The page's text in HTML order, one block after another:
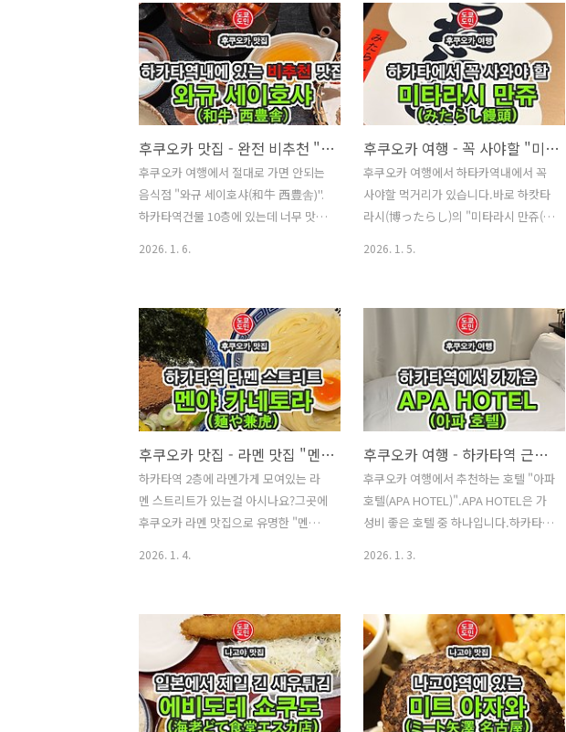
Nakamura Ward, Meieki, 4
Chome−8−18 名古屋三井ビルディン
グ北館 B1F영업시간 : 11:00 ~ 21:00
(연중무휴) 나고야는 음식점들이 대부분
조금 일찍 문을 닫는거 같아요.우나후지
(うな富士)는 나고야 미츠이 빌딩의 지
하 1층에 있습니다. 외관"우나기"라고
크게 적혀있습니다.우나후지(うな富
士)!! 내관우나후지(うな富士)로 들어가
면 일본풍의 인테리어가 멋집니다.손님
한지가 적혀있고 사진도 같이 있기 때문
에 카드 자체에 유효기간도 존재합니다.
카드 자체에 유효기간이 있다는 것은 카
드 앞면에 적힌 내용을 최신 내용으로 변
경하는것과 가장 중요한건 사진이기도
합니다.최신의 사진으로 유지를 해야 공
공기관이나 여러 곳에서 얼굴 대조를 할
수 있기 때문입니다.우리나라의 주민등
록증은 유효기간이 없기 때문에 제 주민
등록증은 아직 10대의 사진으로 되어있
후쿠오카 맛집 - 완전 비추천 "와규 세이호샤(和牛 西豊舎)" 의 규히츠마부시
후쿠오카 여행에서 절대로 가면 안되는
음식점 "와규 세이호샤(和牛 西豊舎)".
하카타역건물 10층에 있는데 너무 맛이
을줄은 몰랐습니다."와규 세이호샤(和
牛 西豊舎)" 의 외관입니다.다른 가게들
은 손님들이 줄을 섰는데, 이 가게는 웨
이팅 중인 손님들이 없더라고요.그 이유
는 맛이 별로니까!!!"와규 세이호샤(和
牛 西豊舎)"의 가게 내관은 괜찮았어요.
분위기도 있어보이고 서비스도 고만고
만했어요.그럼, "와규 세이호샤(和牛 西
豊舎)" 메뉴를 볼까요?저는 이번에 위의
메뉴판에서 표시한 음식을 주문했습니
다."쿠마모토 와규 아카규 히츠마부시
2026. 1. 6.
후쿠오카 여행 - 꼭 사야할 "미타라시 만쥬(みたらし饅頭)"
후쿠오카 여행에서 하타카역내에서 꼭
사야할 먹거리가 있습니다.바로 하캇타
라시(博ったらし)의 "미타라시 만쥬(み
살 수 있습니다."미타라시 만쥬(みたら
し饅頭)"를 파는 곳은 바로 이곳 뿐입니
다.금방 조금만 줄 서면 살 수 있겠지 했
는데 그게 아니더라고요.하캇타라시(博
ったらし) 라는 점포입니다.여기에서만
구입할 수 있습니다.가게 기둥앞에 줄을
설려고 하니 줄 끝이 여기가 아니고 저
~~~ 뒤에 떨어진곳이라고 알려주더군
요.그래서 다시 줄을 섰습니다.줄을 선
게 10시 15분경~이 가게가 10시에 오픈
하는데요.10시 15분쯤에 줄을 섰는데
2026. 1. 5.
후쿠오카 맛집 - 라멘 맛집 "멘야 카네토라(麺や兼虎)"
하카타역 2층에 라멘가게 모여있는 라
멘 스트리트가 있는걸 아시나요?그곳에
후쿠오카 라멘 맛집으로 유명한 "멘야
니다.거기 2층에 라멘 스트리트가 있습
니다.13개의 라멘가게들이 모여있는 라
멘 스트리트가 있습니다."멘야 카네토
라(麺や兼虎)"는 8번입니다.면과 국물
이 따로 나오는 츠케멘이 유명한 맛집입
니다.라멘 스트리트입니다.대부분의 가
2026. 1. 4.
후쿠오카 여행 - 하카타역 근처의 "아파 호텔(APA HOTEL)"
후쿠오카 여행에서 추천하는 호텔 "아파
호텔(APA HOTEL)".APA HOTEL은 가
성비 좋은 호텔 중 하나입니다.하카타역
口〉CENTRAL) 이 좋습니다.왜냐하면
이 호텔에는 대중탕, 노천탕을 무료로
이용할 수 있거든요.위치 주소 : 1
Chome-14番1号 Hakataekihigashi,
Hakata Ward, Fukuoka, 812-0013하
카타역의 동쪽출구인 지쿠시구찌로 나
2026. 1. 3.